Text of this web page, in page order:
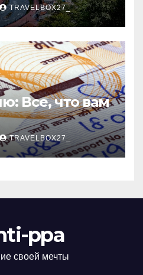
TRAVELBOX27_
Все, что вам
TRAVELBOX27_
ppa
своей мечты